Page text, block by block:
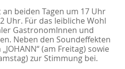
beiden Tagen um 17 Uhr
Uhr. Für das leibliche Wohl
GastronomInnen und
Neben den Soundeffekten
(am Freitag) sowie
zur Stimmung bei.